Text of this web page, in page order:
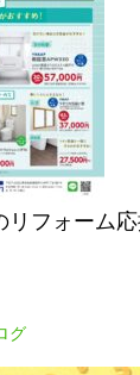
リフォーム
グ